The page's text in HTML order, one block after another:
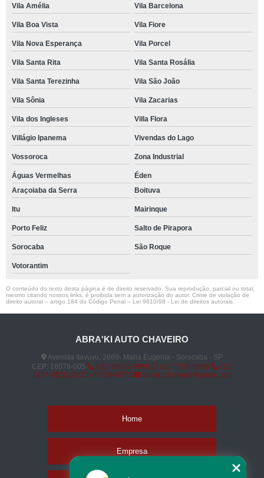
Vila Amélia Vila Barcelona
Vila Boa Vista Vila Fiore
Vila Nova Esperança Vila Porcel
Vila Santa Rita Vila Santa Rosália
Vila Santa Terezinha Vila São João
Vila Sônia Vila Zacarias
Vila dos Ingleses Villa Flora
Villágio Ipanema Vivendas do Lago
Vossoroca Zona Industrial
Águas Vermelhas
Éden
Araçoiaba da Serra
Boituva
Itu Mairinque
Porto Feliz Salto de Pirapora
Sorocaba São Roque
Votorantim
O conteúdo do texto desta página é de direito reservado. Sua reprodução, parcial ou total,
mesmo citando nossos links, é proibida sem a autorização do autor. Crime de violação de
direito autoral – artigo 184 do Código Penal – Lei 9610/98 - Lei de direitos autorais
ABRA'KI AUTO CHAVEIRO
Avenida Itavuvu, 2669- Maria Eugenia - Sorocaba - SP
CEP: 18078-005
(11) 99999-9999 (11) 7788-8888
(15)
2104-8520
(15) 99796-9373 abraki.chaveiro@gmail.com
Home
Empresa